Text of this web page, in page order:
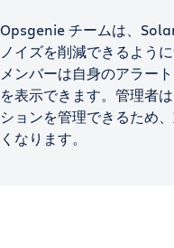
Opsgenie チームは、
ノイズを削減できるよう
メンバーは自身のアラー
を表示できます。管理者
ションを管理できるため
くなります。